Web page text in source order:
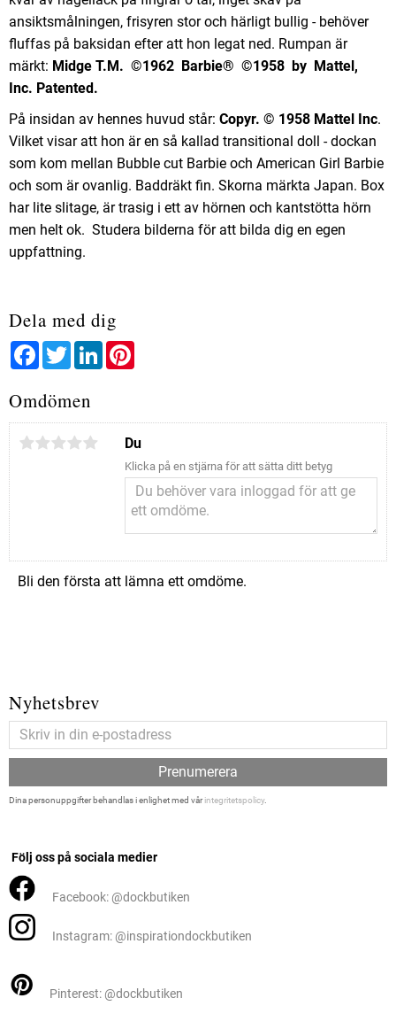
ansiktsmålningen, frisyren stor och härligt bullig - behöver
fluffas på baksidan efter att hon legat ned. Rumpan är
märkt: Midge T.M. ©1962 Barbie® ©1958 by Mattel,
Inc. Patented.
På insidan av hennes huvud står: Copyr. © 1958 Mattel Inc.
Vilket visar att hon är en så kallad transitional doll - dockan
som kom mellan Bubble cut Barbie och American Girl Barbie
och som är ovanlig. Baddräkt fin. Skorna märkta Japan. Box
har lite slitage, är trasig i ett av hörnen och kantstötta hörn
men helt ok. Studera bilderna för att bilda dig en egen
uppfattning.
Dela med dig
FacebookTwitterLinkedIn
Omdömen
Du
Klicka på en stjärna för att sätta ditt betyg
Bli den första att lämna ett omdöme.
Nyhetsbrev
Prenumerera
Dina personuppgifter behandlas i enlighet med vårintegritetspolicy.
Följ oss på sociala medier
Facebook: @dockbutiken
Instagram: @inspirationdockbutiken
Pinterest: @dockbutiken